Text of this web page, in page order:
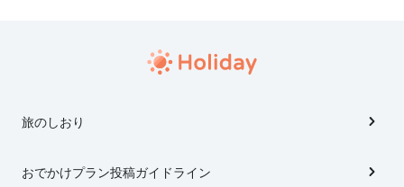
旅のしおり
おでかけプラン投稿ガイドライン